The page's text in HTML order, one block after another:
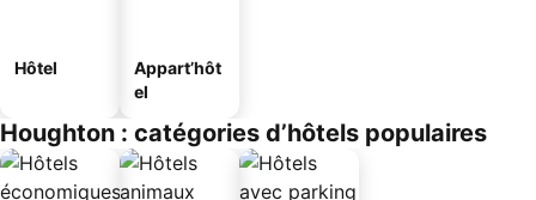
Hôtel
Appart’hôt
el
Houghton : catégories d’hôtels populaires